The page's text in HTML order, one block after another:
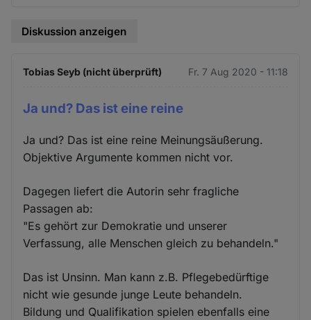
Diskussion anzeigen
Tobias Seyb (nicht überprüft) Fr. 7 Aug 2020 - 11:18
Ja und? Das ist eine reine
Ja und? Das ist eine reine Meinungsäußerung.
Objektive Argumente kommen nicht vor.
Dagegen liefert die Autorin sehr fragliche
Passagen ab:
"Es gehört zur Demokratie und unserer
Verfassung, alle Menschen gleich zu behandeln."
Das ist Unsinn. Man kann z.B. Pflegebedürftige
nicht wie gesunde junge Leute behandeln.
Bildung und Qualifikation spielen ebenfalls eine